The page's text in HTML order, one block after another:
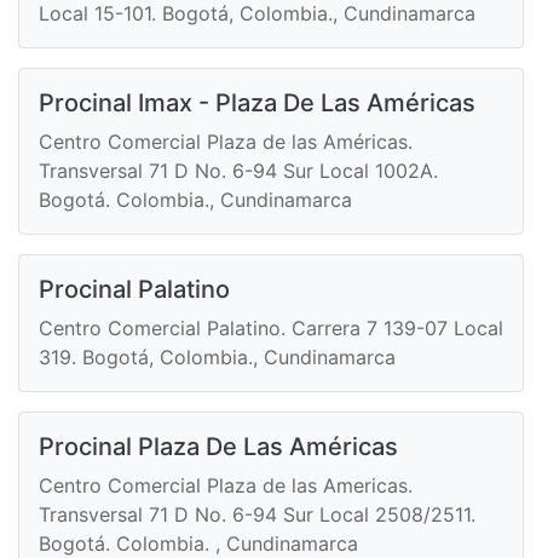
Local 15-101. Bogotá, Colombia., Cundinamarca
Procinal Imax - Plaza De Las Américas
Centro Comercial Plaza de las Américas.
Transversal 71 D No. 6-94 Sur Local 1002A.
Bogotá. Colombia., Cundinamarca
Procinal Palatino
Centro Comercial Palatino. Carrera 7 139-07 Local
319. Bogotá, Colombia., Cundinamarca
Procinal Plaza De Las Américas
Centro Comercial Plaza de las Americas.
Transversal 71 D No. 6-94 Sur Local 2508/2511.
Bogotá. Colombia. , Cundinamarca